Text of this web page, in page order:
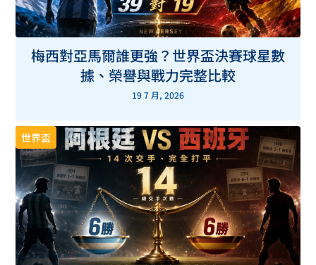
梅西對亞馬爾誰更強？世界盃決賽球星數
據、榮譽與戰力完整比較
19 7 月, 2026
世界盃